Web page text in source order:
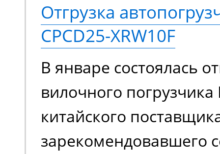
подвижности
задействовать
ограниченном
обслуживать
с препятствиями.
Отгрузка
CPCD25-XRW10F
В январе состоялась
вилочного погрузчика
китайского
зарекомендовавшего